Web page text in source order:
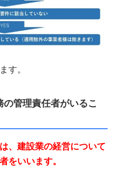
す。
の管理責任者がいるこ
、建設業の経営について
をいいます。